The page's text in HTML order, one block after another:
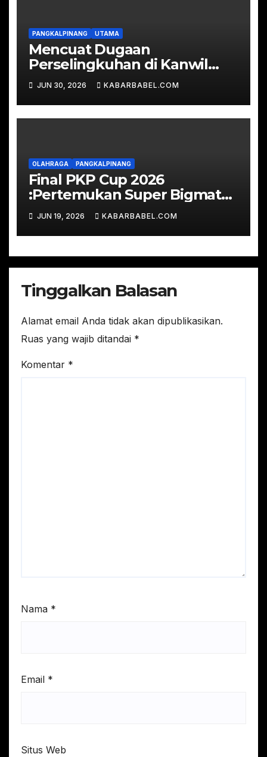
PANGKALPINANG UTAMA
Mencuat Dugaan
Perselingkuhan di Kanwil
Kemenkum Babel
JUN 30, 2026 KABARBABEL.COM
OLAHRAGA PANGKALPINANG
Final PKP Cup 2026
:Pertemukan Super Bigmatch
Real Bahdad FC vs RSUD
Depati Bahrin
JUN 19, 2026 KABARBABEL.COM
Tinggalkan Balasan
Alamat email Anda tidak akan dipublikasikan.
Ruas yang wajib ditandai *
Komentar *
Nama *
Email *
Situs Web